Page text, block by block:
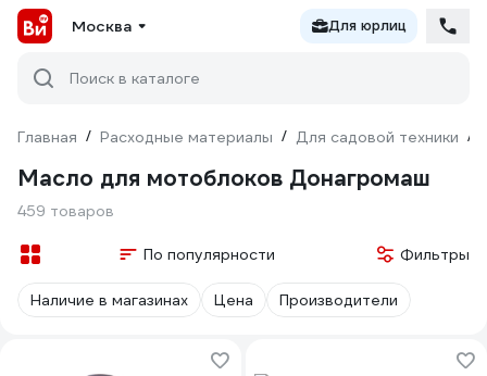
Москва Для юрлиц
Поиск в каталоге
Главная / Расходные материалы / Для садовой техники /
Масло для мотоблоков Донагромаш
459 товаров
По популярности Фильтры
Наличие в магазинах Цена Производители